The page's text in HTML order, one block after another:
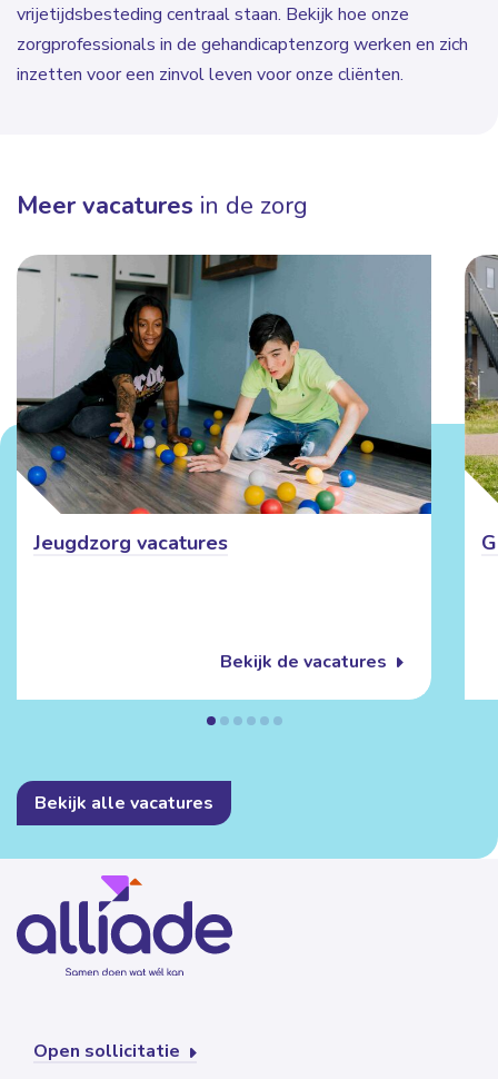
vrijetijdsbesteding centraal staan. Bekijk hoe onze
zorgprofessionals in de gehandicaptenzorg werken en zich
inzetten voor een zinvol leven voor onze cliënten.
Meer vacatures in de zorg
Jeugdzorg vacatures
Bekijk de vacatures
Bekijk alle vacatures
Open sollicitatie